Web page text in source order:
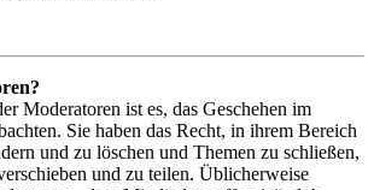
Moderatoren ist es, das Geschehen im
Sie haben das Recht, in ihrem Bereich
und zu löschen und Themen zu schließen,
und zu teilen. Üblicherweise